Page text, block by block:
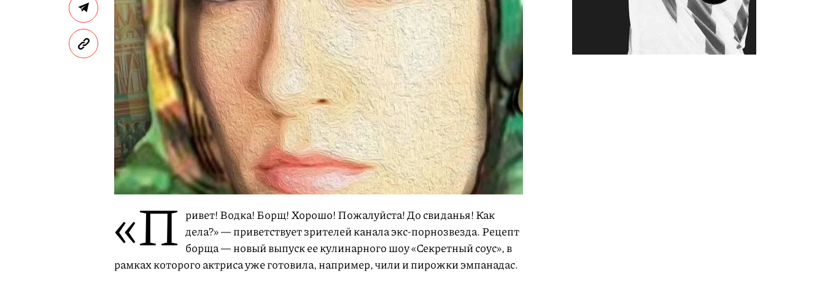
«П ривет! Водка! Борщ! Хорошо! Пожалуйста! До свиданья! Как
дела?» — приветствует зрителей канала экс-порнозвезда. Рецепт
борща — новый выпуск ее кулинарного шоу «Секретный соус», в
рамках которого актриса уже готовила, например, чили и пирожки эмпанадас.